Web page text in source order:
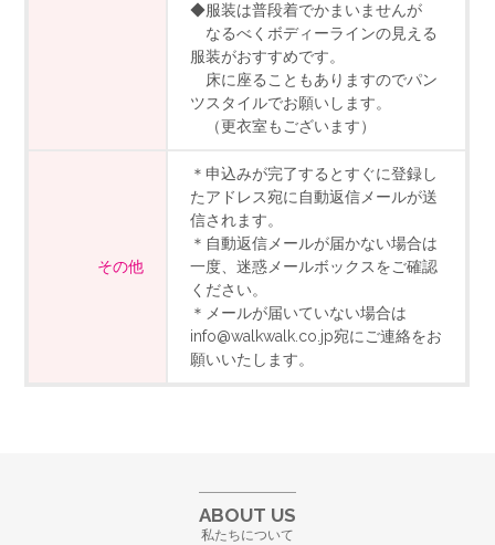
◆服装は普段着でかまいませんが
なるべくボディーラインの見える
服装がおすすめです。
床に座ることもありますのでパン
ツスタイルでお願いします。
（更衣室もございます）
その他
＊申込みが完了するとすぐに登録し
たアドレス宛に自動返信メールが送
信されます。
＊自動返信メールが届かない場合は
一度、迷惑メールボックスをご確認
ください。
＊メールが届いていない場合は
info@walkwalk.co.jp宛にご連絡をお
願いいたします。
ABOUT US
私たちについて